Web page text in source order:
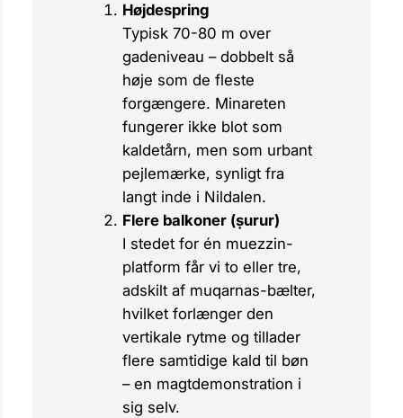
Højdespring
Typisk 70-80 m over
gadeniveau – dobbelt så
høje som de fleste
forgængere. Minareten
fungerer ikke blot som
kaldetårn, men som urbant
pejlemærke, synligt fra
langt inde i Nildalen.
Flere balkoner (ṣurur)
I stedet for én muezzin-
platform får vi to eller tre,
adskilt af muqarnas-bælter,
hvilket forlænger den
vertikale rytme og tillader
flere samtidige kald til bøn
– en magtdemonstration i
sig selv.